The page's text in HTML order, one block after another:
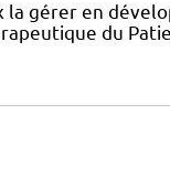
la gérer en
du